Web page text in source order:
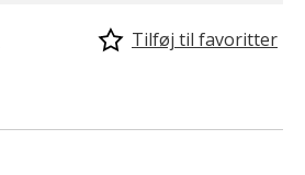
Tilføj til favoritter